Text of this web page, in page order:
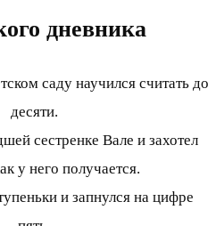
дневника
саду научился считать до
десяти.
сестренке Вале и захотел
у него получается.
и запнулся на цифре